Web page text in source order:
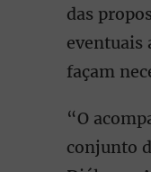
das
eventuais
façam
“O
conjunto